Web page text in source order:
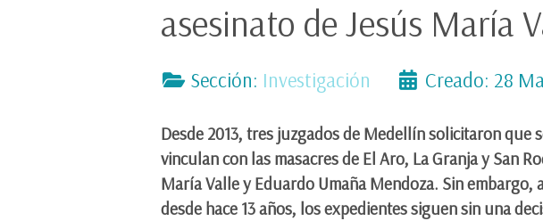
asesinato de Jesús María
Sección: Investigación Creado: 28
Desde 2013, tres juzgados de Medellín solicitaron
vinculan con las masacres de El Aro, La Granja y San
María Valle y Eduardo Umaña Mendoza. Sin
desde hace 13 años, los expedientes siguen sin una